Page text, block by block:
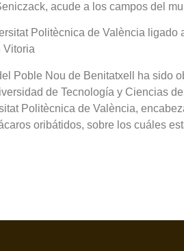
acude a los campos del
Politècnica de València
Vitoria
Poble Nou de Benitatxell ha sido
de Tecnología y Ciencias
Politècnica de València,
oribátidos, sobre los cuáles